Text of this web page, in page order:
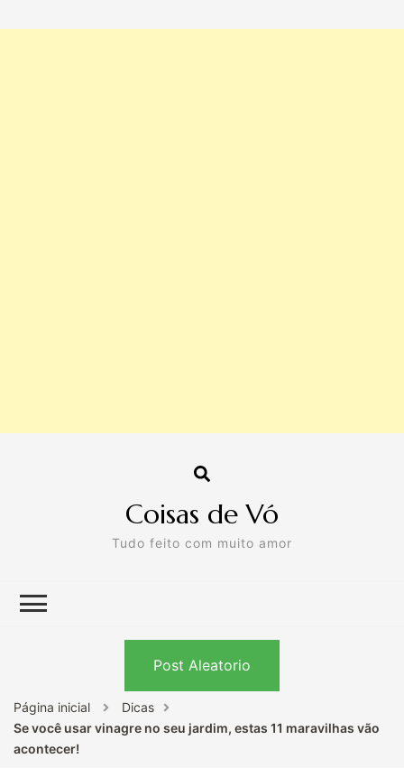
Coisas de Vó
Tudo feito com muito amor
Post Aleatorio
Página inicial
Dicas
Se você usar vinagre no seu jardim, estas 11 maravilhas vão
acontecer!